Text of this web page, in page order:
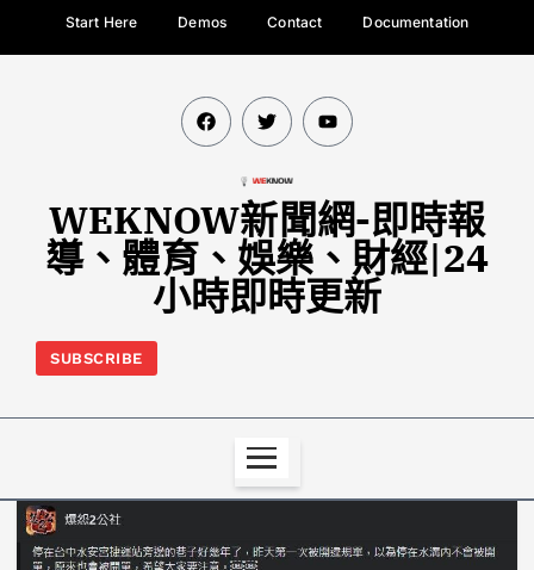
Start Here Demos Contact Documentation
WEKNOW新聞網-即時報
導、體育、娛樂、財經|24
小時即時更新
SUBSCRIBE